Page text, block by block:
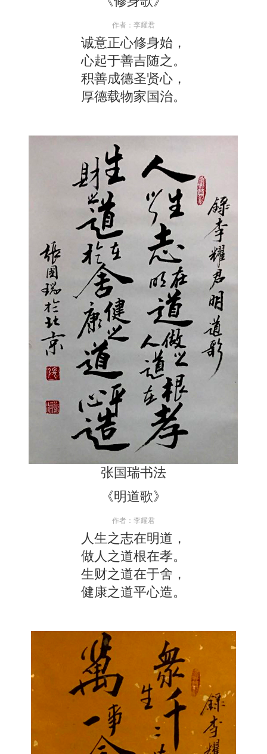
作者：李耀君
诚意正心修身始，
心起于善吉随之。
积善成德圣贤心，
厚德载物家国治。
张国瑞书法
《明道歌》
作者：李耀君
人生之志在明道，
做人之道根在孝。
生财之道在于舍，
健康之道平心造。